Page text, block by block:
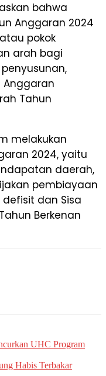
bahwa
Anggaran 2024
pokok
arah bagi
Tahun
melakukan
2024, yaitu
daerah,
pembiayaan
dan Sisa
Berkenan
UHC Program
Habis Terbakar